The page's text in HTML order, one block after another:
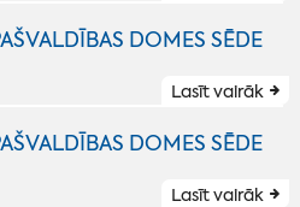
DOMES SĒDE
Lasīt vairāk
DOMES SĒDE
Lasīt vairāk